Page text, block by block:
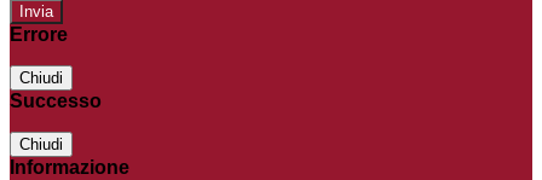
Errore
Chiudi
Successo
Chiudi
Informazione